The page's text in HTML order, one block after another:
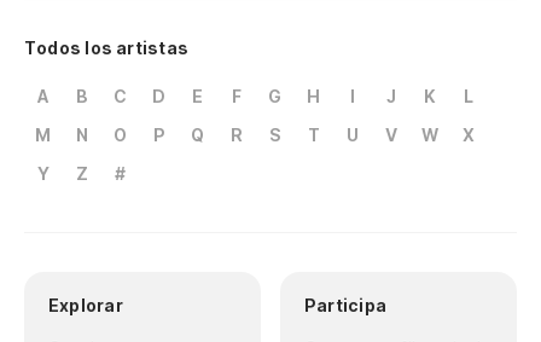
Todos los artistas
A B C D E F G H I J K
L
M
N O P Q R S T U V W
X
Y
Z #
Explorar Participa